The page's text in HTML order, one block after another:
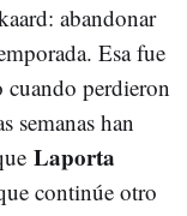
abandonar
Esa fue
cuando perdieron
semanas han
Laporta
continúe otro